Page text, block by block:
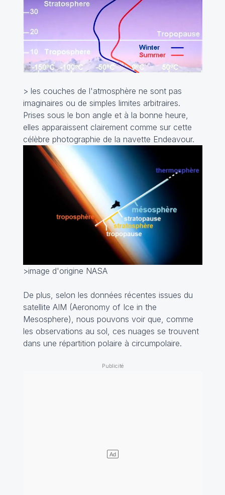
> les couches de l'atmosphère ne sont pas
imaginaires ou de simples limites arbitraires.
Prises sous le bon angle et à la bonne heure,
elles apparaissent clairement comme sur cette
célèbre photographie de la navette Endeavour.
>image d'origine NASA
De plus, selon les données récentes issues du
satellite AIM (Aeronomy of Ice in the
Mesosphere), nous pouvons voir que, comme
les observations au sol, ces nuages se trouvent
dans une répartition polaire à circumpolaire.